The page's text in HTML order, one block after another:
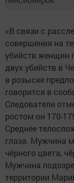
«В связи с
совершения на
убийств женщин
двух убийств в
в розыске
говорится в
Следователи
ростом он 170-
Среднее
глаза. Мужчина
чёрного цвета,
Мужчина
территории